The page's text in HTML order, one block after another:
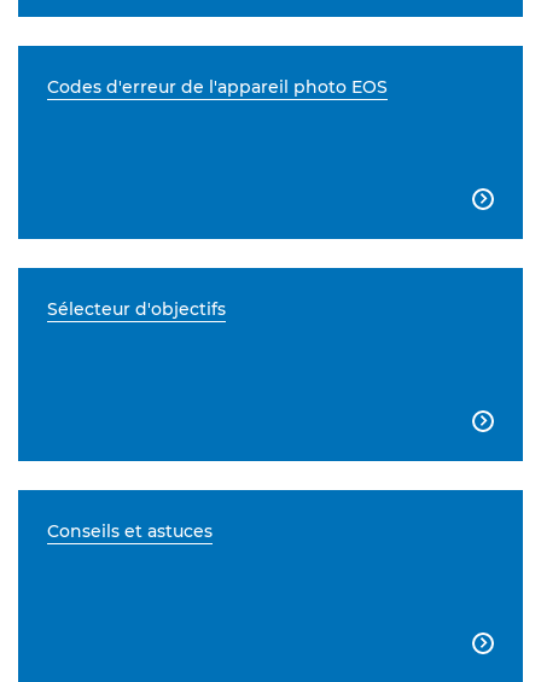
Codes d'erreur de l'appareil photo EOS

Sélecteur d'objectifs

Conseils et astuces
